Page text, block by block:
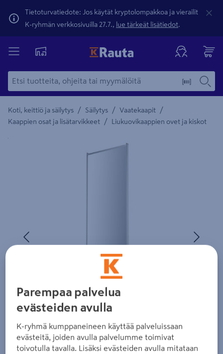
Tietoturvatiedote: Jos käytät kryptolompakkoa ja vierailit
K-ryhmän verkkosivuilla 27.7., lue tärkeät lisätiedot.
Koti, keittiö ja säilytys / Säilytys / Vaatekaapit /
Kaappien osat ja lisätarvikkeet / Liukuovikaappien ovet ja kiskot
Yksityiskohtainen kuvaus löytyy Tuotteen kuvaus -
Parempaa palvelua
evästeiden avulla
K-ryhmä kumppaneineen käyttää palveluissaan
evästeitä, joiden avulla palvelumme toimivat
toivotulla tavalla. Lisäksi evästeiden avulla mitataan